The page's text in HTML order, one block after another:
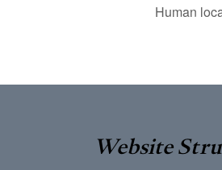
Human
Website